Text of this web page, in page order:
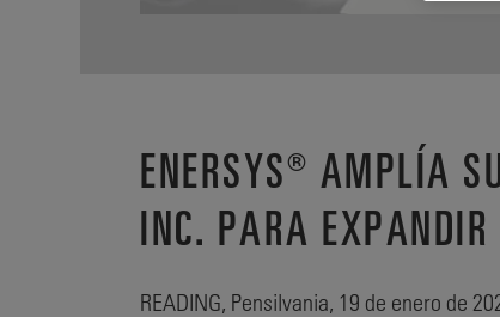
ENERSYS® AMPLÍA
INC. PARA
READING, Pensilvania, 19 de enero de